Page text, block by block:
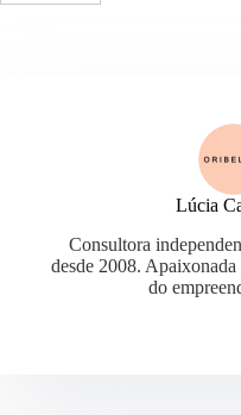
Lúcia
Consultora
desde 2008.
do